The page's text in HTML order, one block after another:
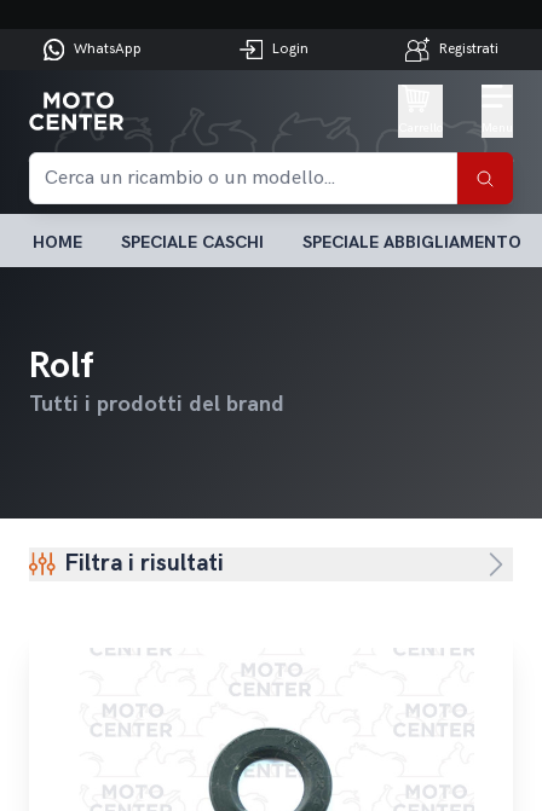
WhatsApp Login Registrati
HOME SPECIALE CASCHI SPECIALE ABBIGLIAMENTO
Rolf
Tutti i prodotti del brand
Filtra i risultati